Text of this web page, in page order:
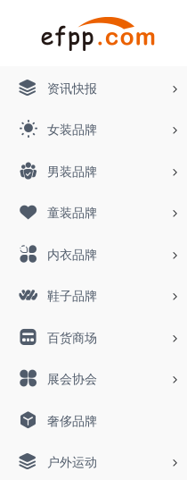
资讯快报
女装品牌
男装品牌
童装品牌
内衣品牌
鞋子品牌
百货商场
展会协会
奢侈品牌
户外运动